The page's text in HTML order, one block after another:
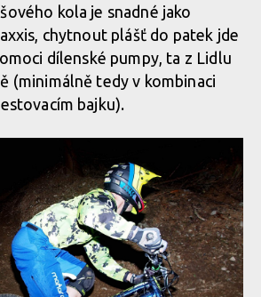
kola je snadné jako
chytnout plášť do patek jde
dílenské pumpy, ta z Lidlu
(minimálně tedy v kombinaci
bajku).